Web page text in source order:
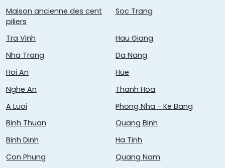
Maison ancienne des cent
piliers
Soc Trang
Tra Vinh
Hau Giang
Nha Trang
Da Nang
Hoi An
Hue
Nghe An
Thanh Hoa
A Luoi
Phong Nha - Ke Bang
Binh Thuan
Quang Binh
Binh Dinh
Ha Tinh
Con Phung
Quang Nam